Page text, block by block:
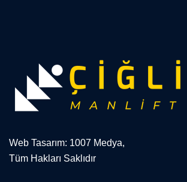
Web Tasarım: 1007 Medya,
Tüm Hakları Saklıdır